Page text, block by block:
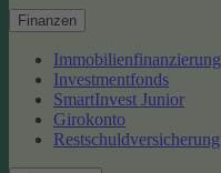
Finanzen
Immobilienfinanzierung
Investmentfonds
SmartInvest Junior
Girokonto
Restschuldversicherung